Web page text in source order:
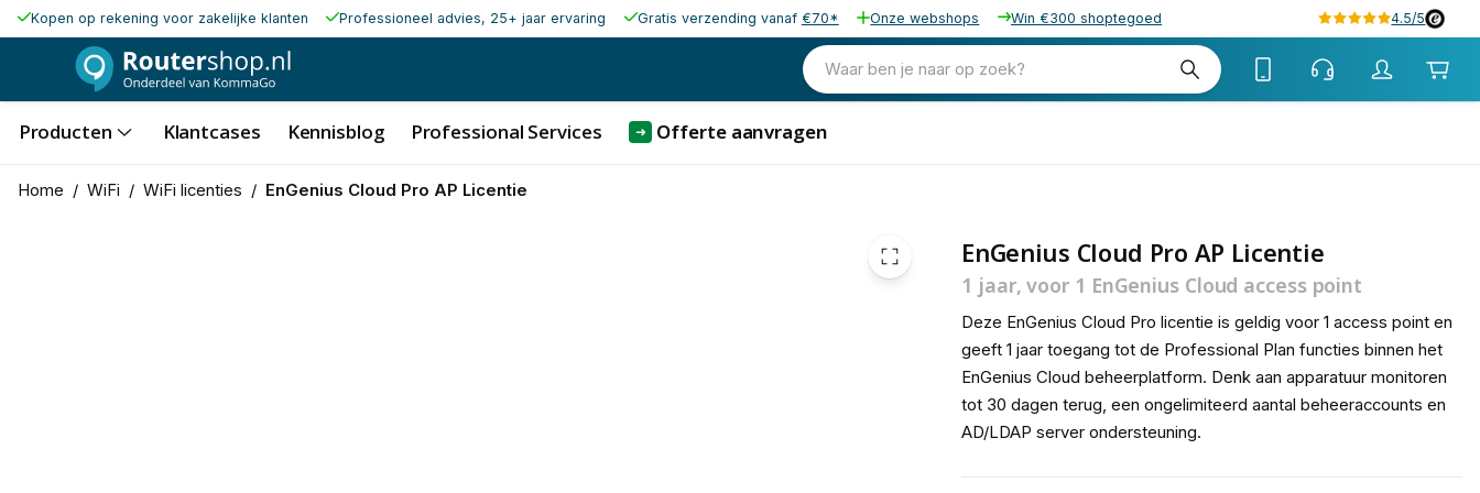
Kopen op rekening voor zakelijke klanten Professioneel advies, 25+ jaar ervaring Gratis verzending vanaf €70* Onze webshops Win €300 shoptegoed 4.5/5
Waar ben je naar op zoek?
Producten Klantcases Kennisblog Professional Services ➜ Offerte aanvragen
Home / WiFi / WiFi licenties / EnGenius Cloud Pro AP Licentie
EnGenius Cloud Pro AP Licentie
1 jaar, voor 1 EnGenius Cloud access point
Deze EnGenius Cloud Pro licentie is geldig voor 1 access point en
geeft 1 jaar toegang tot de Professional Plan functies binnen het
EnGenius Cloud beheerplatform. Denk aan apparatuur monitoren
tot 30 dagen terug, een ongelimiteerd aantal beheeraccounts en
AD/LDAP server ondersteuning.
50,00 excl. btw
60,50 incl. btw